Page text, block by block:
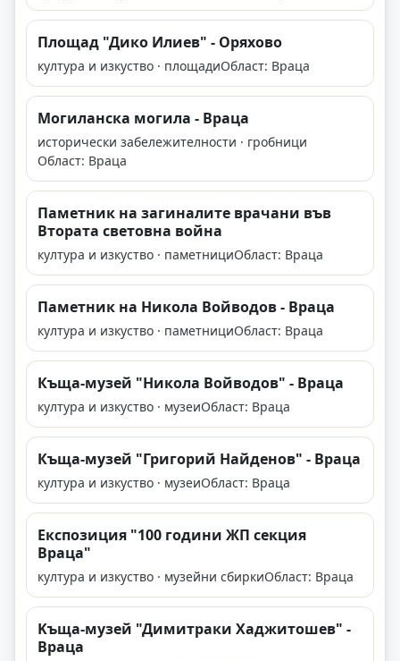
Площад "Дико Илиев" - Оряхово
култура и изкуство · площадиОбласт: Враца
Могиланска могила - Враца
исторически забележителности · гробници
Област: Враца
Паметник на загиналите врачани във
Втората световна война
култура и изкуство · паметнициОбласт: Враца
Паметник на Никола Войводов - Враца
култура и изкуство · паметнициОбласт: Враца
Къща-музей "Никола Войводов" - Враца
култура и изкуство · музеиОбласт: Враца
Къща-музей "Григорий Найденов" - Враца
култура и изкуство · музеиОбласт: Враца
Експозиция "100 години ЖП секция
Враца"
култура и изкуство · музейни сбиркиОбласт: Враца
Kъща-музей "Димитраки Хаджитошев" -
Враца